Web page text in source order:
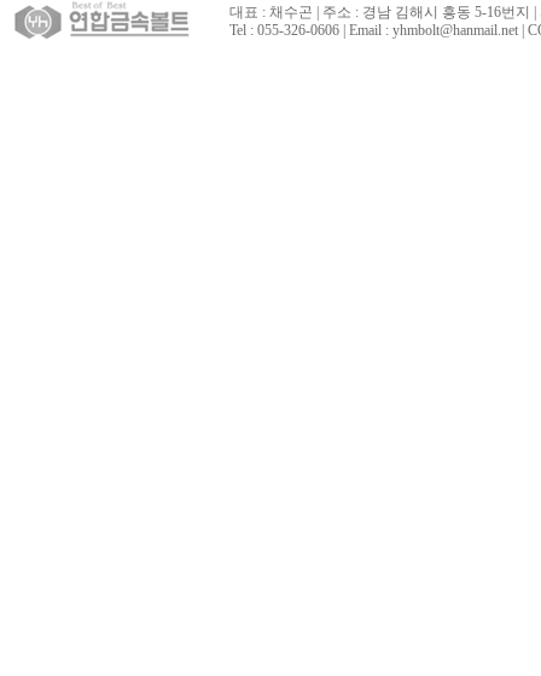
대표 : 채수곤 | 주소 : 경남 김해시 흥동 5-16번지 |
Tel : 055-326-0606 | Email : yhmbolt@hanmail.net